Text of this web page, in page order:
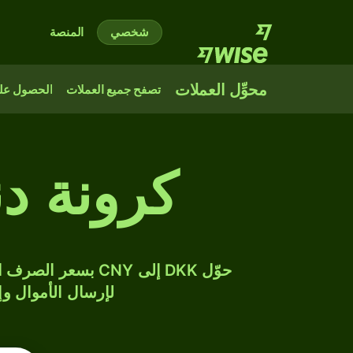
شخصي المنصة
محوِّل العملات تصفح جميع العملات الحصول
كرونة
لإرسال الأموال